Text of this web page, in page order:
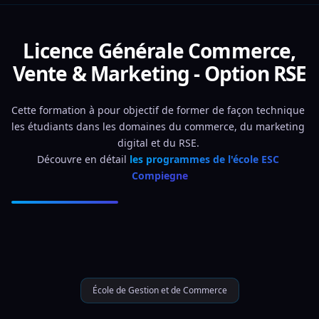
Licence Générale Commerce,
Vente & Marketing - Option RSE
Cette formation à pour objectif de former de façon technique
les étudiants dans les domaines du commerce, du marketing
digital et du RSE.
Découvre en détail les programmes de l'école ESC
Compiegne
École de Gestion et de Commerce